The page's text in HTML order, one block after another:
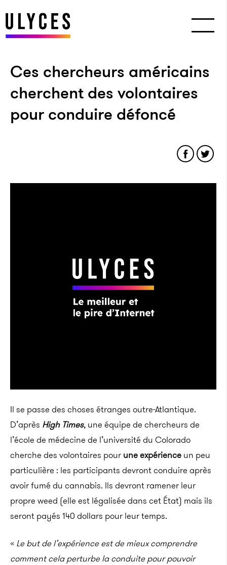
Ces chercheurs américains
cherchent des volontaires
pour conduire défoncé
Il se passe des choses étranges outre-Atlantique.
D’après High Times, une équipe de chercheurs de
l’école de médecine de l’université du Colorado
cherche des volontaires pour une expérience un peu
particulière : les participants devront conduire après
avoir fumé du cannabis. Ils devront ramener leur
propre weed (elle est légalisée dans cet État) mais ils
seront payés 140 dollars pour leur temps.
« Le but de l’expérience est de mieux comprendre
comment cela perturbe la conduite pour pouvoir